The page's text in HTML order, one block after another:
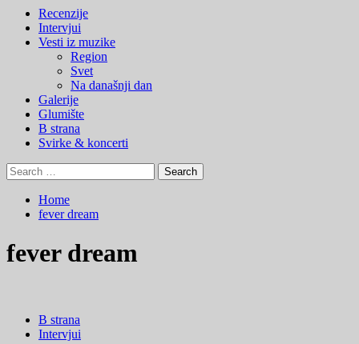
Primary
Menu
Recenzije
Intervjui
Vesti iz muzike
Region
Svet
Na današnji dan
Galerije
Glumište
B strana
Svirke & koncerti
Search
for:
Home
fever dream
fever dream
B strana
Intervjui